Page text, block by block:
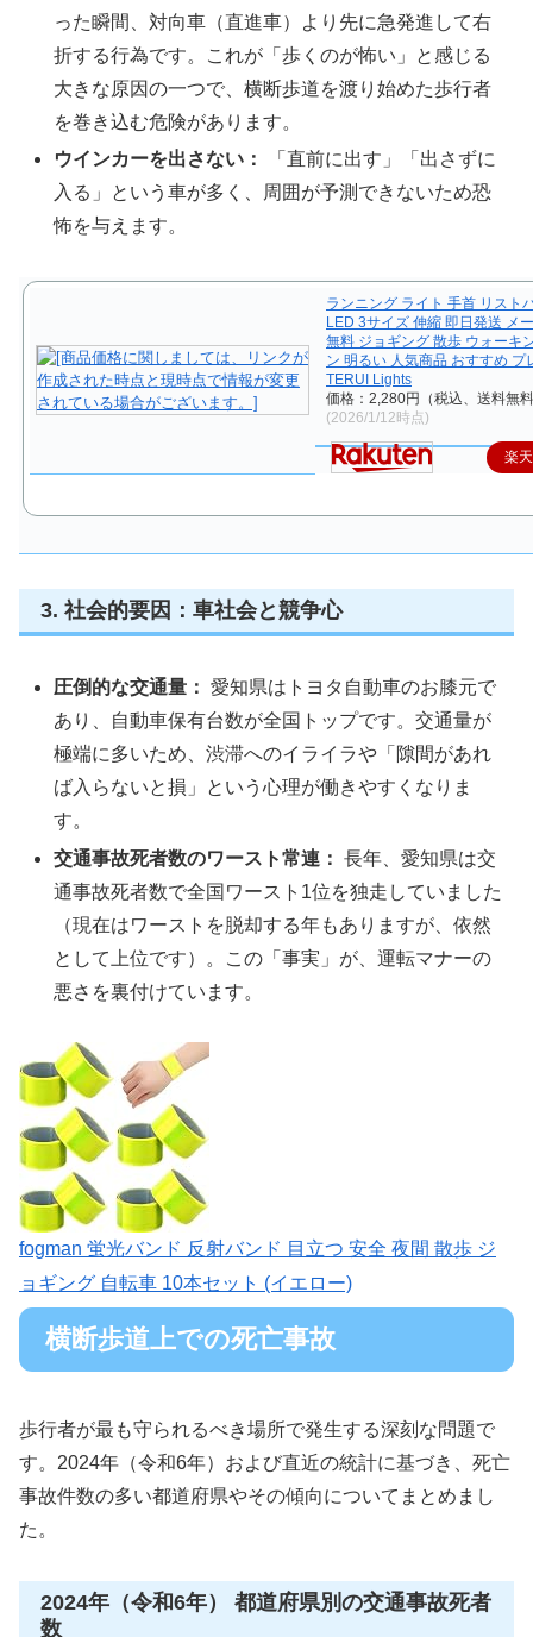
った瞬間、対向車（直進車）より先に急発進して右
折する行為です。これが「歩くのが怖い」と感じる
大きな原因の一つで、横断歩道を渡り始めた歩行者
を巻き込む危険があります。
ウインカーを出さない：
「直前に出す」「出さずに
入る」という車が多く、周囲が予測できないため恐
怖を与えます。
ランニング ライト 手首 リスト
LED 3サイズ 伸縮 即日発送 メ
無料 ジョギング 散歩 ウォーキ
ン 明るい 人気商品 おすすめ プ
TERUI Lights
価格：2,280円（税込、送料無
(2026/1/12時点)
楽
3. 社会的要因：車社会と競争心
圧倒的な交通量： 愛知県はトヨタ自動車のお膝元で
あり、自動車保有台数が全国トップです。交通量が
極端に多いため、渋滞へのイライラや「隙間があれ
ば入らないと損」という心理が働きやすくなりま
す。
交通事故死者数のワースト常連： 長年、愛知県は交
通事故死者数で全国ワースト1位を独走していました
（現在はワーストを脱却する年もありますが、依然
として上位です）。この「事実」が、運転マナーの
悪さを裏付けています。
fogman 蛍光バンド 反射バンド 目立つ 安全 夜間 散歩 ジ
ョギング 自転車 10本セット (イエロー)
横断歩道上での死亡事故
歩行者が最も守られるべき場所で発生する深刻な問題で
す。2024年（令和6年）および直近の統計に基づき、死亡
事故件数の多い都道府県やその傾向についてまとめまし
た。
2024年（令和6年） 都道府県別の交通事故死者
数